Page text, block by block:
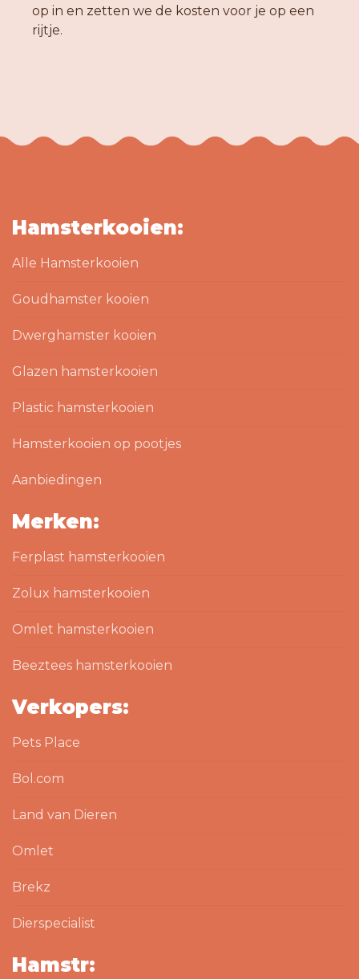
op in en zetten we de kosten voor je op een
rijtje.
Hamsterkooien:
Alle Hamsterkooien
Goudhamster kooien
Dwerghamster kooien
Glazen hamsterkooien
Plastic hamsterkooien
Hamsterkooien op pootjes
Aanbiedingen
Merken:
Ferplast hamsterkooien
Zolux hamsterkooien
Omlet hamsterkooien
Beeztees hamsterkooien
Verkopers:
Pets Place
Bol.com
Land van Dieren
Omlet
Brekz
Dierspecialist
Hamstr: